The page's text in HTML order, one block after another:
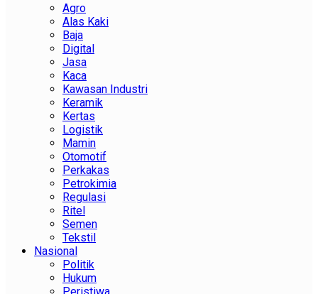
Agro
Alas Kaki
Baja
Digital
Jasa
Kaca
Kawasan Industri
Keramik
Kertas
Logistik
Mamin
Otomotif
Perkakas
Petrokimia
Regulasi
Ritel
Semen
Tekstil
Nasional
Politik
Hukum